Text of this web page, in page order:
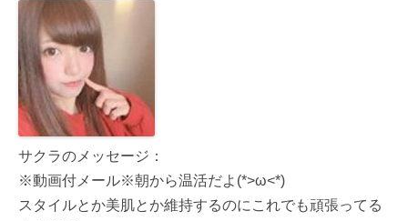
サクラのメッセージ：
※動画付メール※朝から温活だよ(*>ω<*)
スタイルとか美肌とか維持するのにこれでも頑張ってる